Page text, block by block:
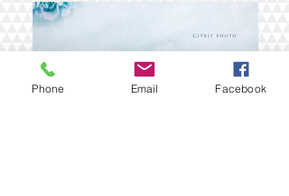
Phone Email Facebook